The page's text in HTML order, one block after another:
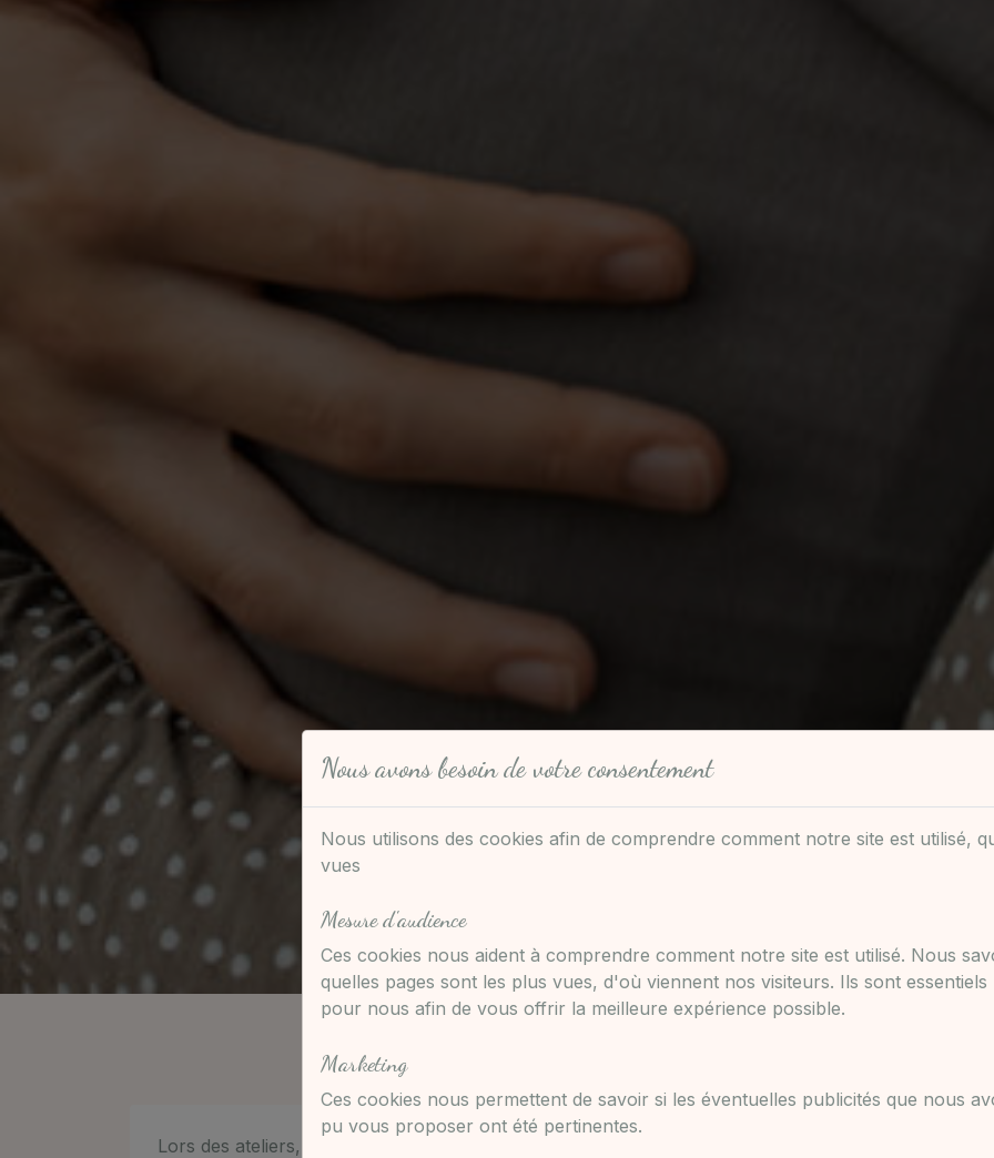
Lors des ateliers, avec les poupons, la question de l'habillage n'est pas souvent à l'ordre
Nous avons besoin de votre consentement
Nous utilisons des cookies afin de comprendre comment notre site est utilisé,
vues
Mesure d'audience
Ces cookies nous aident à comprendre comment notre site est utilisé. Nous
quelles pages sont les plus vues, d'où viennent nos visiteurs. Ils sont essentiels
pour nous afin de vous offrir la meilleure expérience possible.
Marketing
Ces cookies nous permettent de savoir si les éventuelles publicités que nous
pu vous proposer ont été pertinentes.